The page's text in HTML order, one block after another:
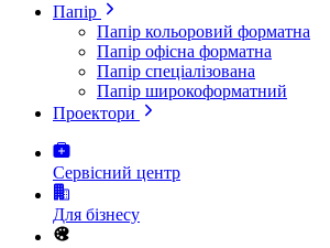
Папір
Папір кольоровий форматна
Папір офісна форматна
Папір спеціалізована
Папір широкоформатний
Проектори
Сервісний центр
Для бізнесу